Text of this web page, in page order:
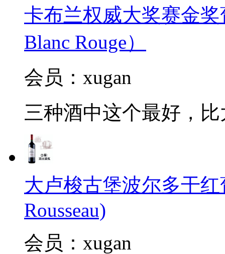
卡布兰权威大奖赛金奖
Blanc Rouge）
会员：xugan
三种酒中这个最好，
大卢梭古堡波尔多干红
Rousseau)
会员：xugan